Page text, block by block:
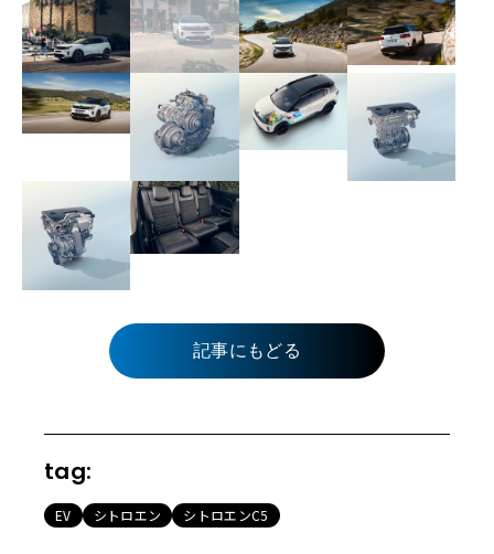
記事にもどる
tag:
EV シトロエン シトロエンC5